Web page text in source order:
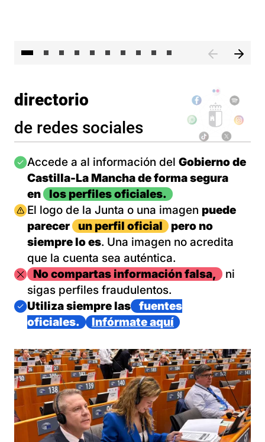
directorio
de redes sociales
Imagen
Accede a al información del Gobierno de
Castilla-La Mancha de forma segura
en
los perfiles oficiales.
Imagen
El logo de la Junta o una imagen puede
parecer
un perfil oficial
pero no
siempre lo es. Una imagen no acredita
que la cuenta sea auténtica.
ImagenNo compartas información falsa,
ni
sigas perfiles fraudulentos.
Imagen
Utiliza siempre las
fuentes
oficiales.
Infórmate aquí